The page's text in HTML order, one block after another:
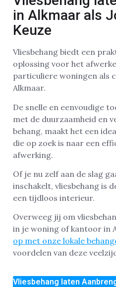
in Alkmaar als
Keuze
Vliesbehang biedt een
oplossing voor het
particuliere woningen als
Alkmaar.
De snelle en eenvoudige
met de duurzaamheid en
behang, maakt het een
die op zoek is naar een
afwerking.
Of je nu zelf aan de slag
inschakelt, vliesbehang is
een tijdloos interieur.
Overweeg jij om
in je woning of kantoor in
op met onze lokale
voordelen van deze
Vliesbehang laten